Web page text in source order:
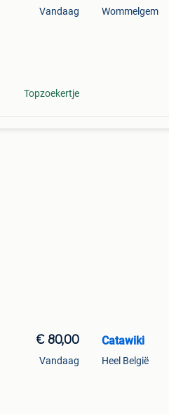
Vandaag
Topzoekertje
Wommelgem
€ 80,00
Vandaag
Catawiki
Heel België